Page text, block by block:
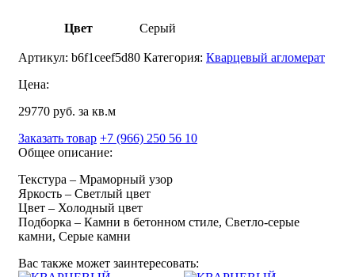
Цвет Серый
Артикул: b6f1ceef5d80 Категория: Кварцевый агломерат
Цена:
29770 руб. за кв.м
Заказать товар +7 (966) 250 56 10
Общее описание:
Текстура – Мраморный узор
Яркость – Светлый цвет
Цвет – Холодный цвет
Подборка – Камни в бетонном стиле, Светло-серые
камни, Серые камни
Вас также может заинтересовать: